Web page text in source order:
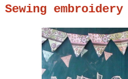
Sewing embroidery